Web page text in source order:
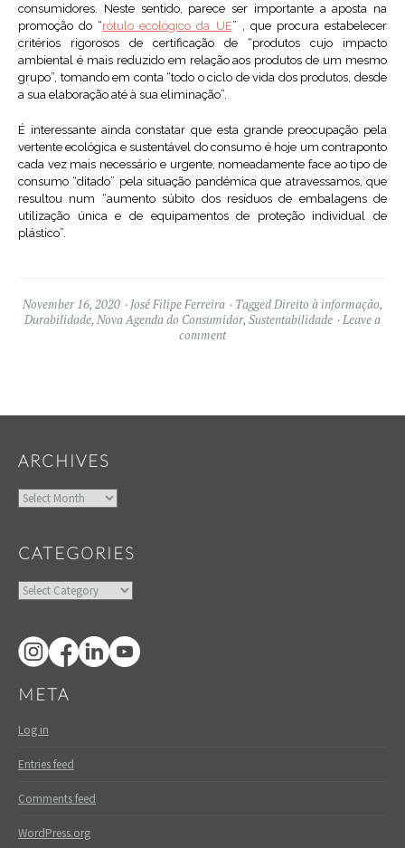
consumidores. Neste sentido, parece ser importante a aposta na
promoção do “rótulo ecológico da UE” , que procura estabelecer
critérios rigorosos de certificação de “produtos cujo impacto
ambiental é mais reduzido em relação aos produtos de um mesmo
grupo”, tomando em conta “todo o ciclo de vida dos produtos, desde
a sua elaboração até à sua eliminação”.
É interessante ainda constatar que esta grande preocupação pela
vertente ecológica e sustentável do consumo é hoje um contraponto
cada vez mais necessário e urgente, nomeadamente face ao tipo de
consumo “ditado” pela situação pandémica que atravessamos, que
resultou num “aumento súbito dos resíduos de embalagens de
utilização única e de equipamentos de proteção individual de
plástico”.
November 16, 2020 José Filipe Ferreira TaggedDireito à informação,
Durabilidade, Nova Agenda do Consumidor, Sustentabilidade
Leave a
comment
ARCHIVES
Archives
CATEGORIES
Categories
META
Log in
Entries feed
Comments feed
WordPress.org